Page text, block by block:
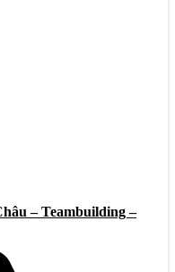
– Teambuilding –